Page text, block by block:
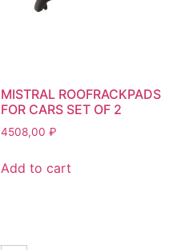
MISTRAL ROOFRACKPADS
FOR CARS SET OF 2
4508,00 ₽
Add to cart